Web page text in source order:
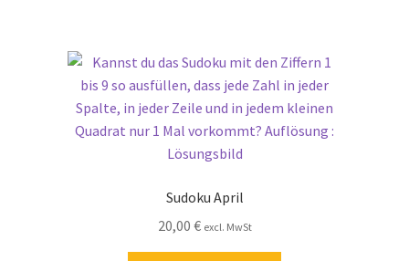
Sudoku April
20,00 € excl. MwSt